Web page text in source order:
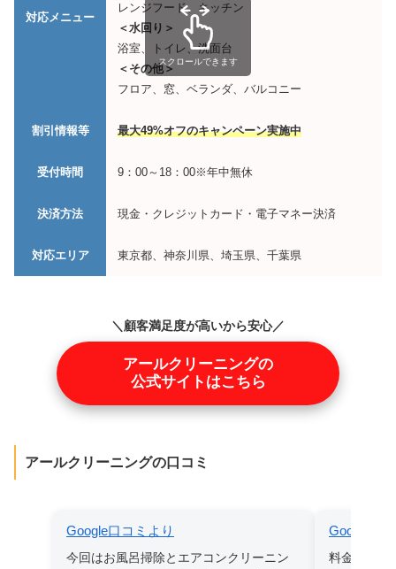
対応メニュー
レンジフード、キッチン
＜水回り＞
浴室、トイレ、洗面台
＜その他＞
フロア、窓、ベランダ、バルコニー
割引情報等 最大49%オフのキャンペーン実施中
受付時間 9：00～18：00※年中無休
決済方法 現金・クレジットカード・電子マネー決済
対応エリア 東京都、神奈川県、埼玉県、千葉県
スクロールできます
＼顧客満足度が高いから安心／
アールクリーニングの
公式サイトはこちら
アールクリーニングの口コミ
Google口コミより
今回はお風呂掃除とエアコンクリーニン
Google口
料金も安い